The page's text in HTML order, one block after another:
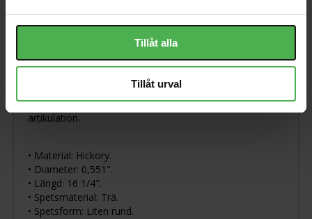
Tillåt alla
Tillåt urval
Produktbeskrivning
Visa orginaltexten
718 "Acid Jazz"-stickan har en kort avsmalning, vilket
möjliggör extra kraft. En liten rund spets ger bra cymbal
artikulation.
• Material: Hickory.
• Diameter: 0,551".
• Längd: 16 1/4".
• Spetsmaterial: Trä.
• Spetsform: Liten rund.